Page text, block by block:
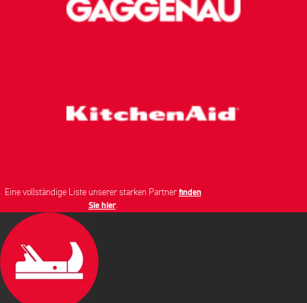
Eine vollständige Liste unserer starken Partner finden
Sie hier.